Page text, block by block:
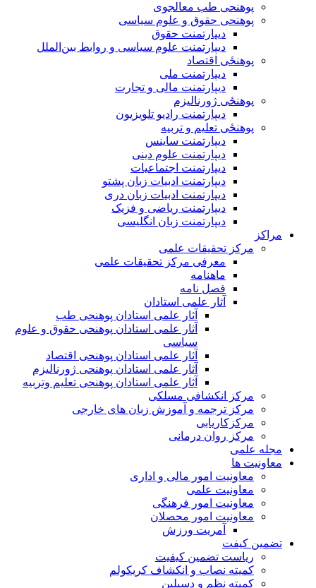
پوهنحی طب معالجوی
پوهنحی حقوق و علوم سیاسی
دیپارتمنت حقوق
دیپارتمنت علوم سیاسی و روابط بین‌الملل
پوهنځی اقتصاد
دیپارتمنت ملی
دیپارتمنت مالی و تجارت
پوهنځی ژورنالیزم
دیپارتمنت رادیو تلویزیون
پوهنځی تعلیم و تربیه
دیپارتمنت ساینس
دیپارتمنت علوم دینی
دیپارتمنت اجتماعیات
دیپارتمنت ادبیات زبان پشتو
دیپارتمنت ادبیات زبان دری
دیپارتمنت ریاضی و فزیک
دیپارتمنت زبان انگلیسی
مراکز
مرکز تحقیقات علمی
معرفی مرکز تحقیقات علمی
ماهنامه
فصل نامه
آثار علمی استادان
آثار علمی استادان پوهنحی طب
آثار علمی استادان پوهنحی حقوق و علوم
سیاسی
آثار علمی استادان پوهنحی اقتصاد
آثار علمی استادان پوهنحی ژورنالیزم
آثار علمی استادان پوهنحی تعلیم وتربیه
مرکز انکشافی مسلکی
مرکز ترجمه و آموزش زبان های خارجی
مرکزکاریابی
مرکز روان درمانی
مجله علمی
معاونیت ها
معاونیت امور مالی و اداری
معاونیت علمی
معاونیت امور فرهنگی
معاونیت امور محصلان
آمریت ورزش
تضمین کیفت
ریاست تضمین کیفیت
کمیته نصاب و انکشاف کریکولم
کمیته نظم و دسپلین